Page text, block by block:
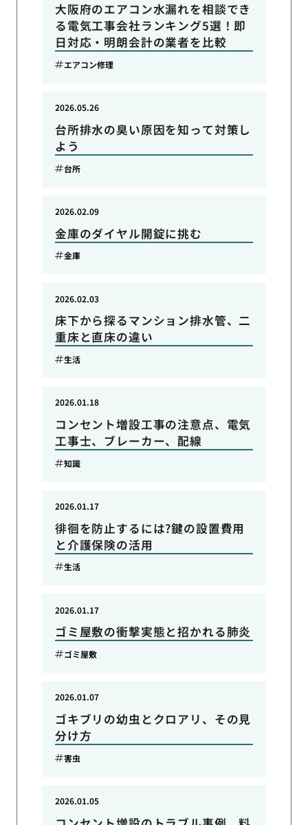
大阪府のエアコン水漏れを相談でき
る電気工事会社ランキング5選！即
日対応・明朗会計の業者を比較
エアコン修理
台所排水の臭い原因を知って対策し
よう
2026.05.26
台所
金庫のダイヤル開錠に挑む
2026.02.09
金庫
床下から探るマンション排水管、二
重床と直床の違い
2026.02.03
生活
コンセント増設工事の注意点、電気
工事士、ブレーカー、配線
2026.01.18
知識
徘徊を防止するには?鍵の設置費用
と介護保険の活用
2026.01.17
生活
ゴミ屋敷の衝撃実態と招かれる肺炎
2026.01.17
ゴミ屋敷
ゴキブリの幼虫とクロアリ、その見
分け方
2026.01.07
害虫
2026.01.05